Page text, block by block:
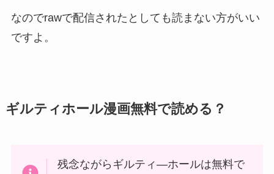
なのでrawで配信されたとしても読まない方がいい
ですよ。
ギルティホール漫画無料で読める？
残念ながらギルティ―ホールは無料で